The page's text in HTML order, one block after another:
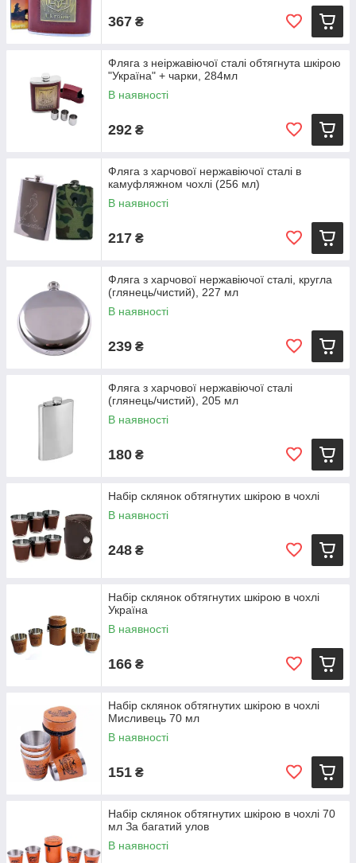
367 ₴
Фляга з неіржавіючої сталі обтягнута шкірою
"Україна" + чарки, 284мл
В наявності
292 ₴
Фляга з харчової нержавіючої сталі в
камуфляжном чохлі (256 мл)
В наявності
217 ₴
Фляга з харчової нержавіючої сталі, кругла
(глянець/чистий), 227 мл
В наявності
239 ₴
Фляга з харчової нержавіючої сталі
(глянець/чистий), 205 мл
В наявності
180 ₴
Набір склянок обтягнутих шкірою в чохлі
В наявності
248 ₴
Набір склянок обтягнутих шкірою в чохлі
Україна
В наявності
166 ₴
Набір склянок обтягнутих шкірою в чохлі
Мисливець 70 мл
В наявності
151 ₴
Набір склянок обтягнутих шкірою в чохлі 70
мл За багатий улов
В наявності